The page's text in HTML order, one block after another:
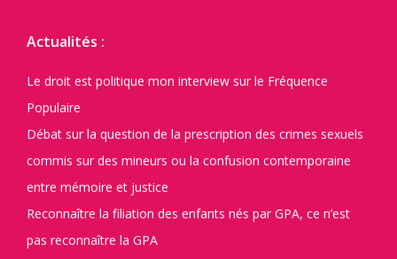
Actualités :
Le droit est politique mon interview sur le Fréquence
Populaire
Débat sur la question de la prescription des crimes sexuels
commis sur des mineurs ou la confusion contemporaine
entre mémoire et justice
Reconnaître la filiation des enfants nés par GPA, ce n’est
pas reconnaître la GPA